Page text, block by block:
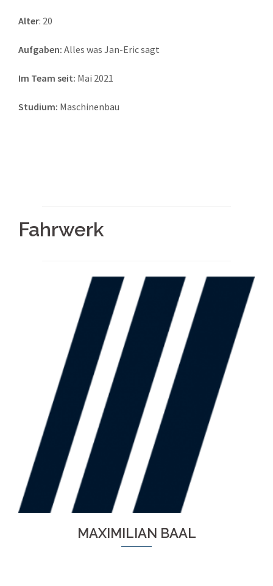
Alter: 20
Aufgaben: Alles was Jan-Eric sagt
Im Team seit: Mai 2021
Studium: Maschinenbau
Fahrwerk
MAXIMILIAN BAAL